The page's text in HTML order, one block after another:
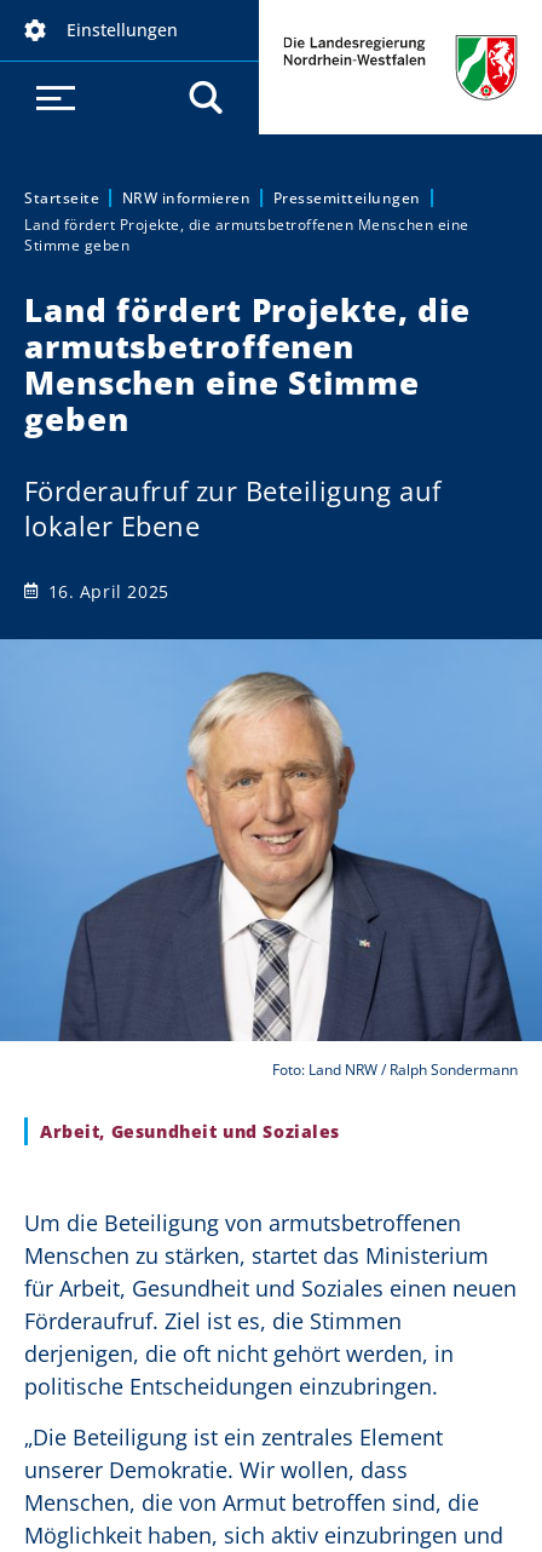
Einstellungen
Sie sind hier:
Startseite NRW informieren
Pressemitteilungen
Land fördert Projekte, die armutsbetroffenen Menschen eine
Stimme geben
Land fördert Projekte, die
armutsbetroffenen
Menschen eine Stimme
geben
Förderaufruf zur Beteiligung auf
lokaler Ebene
16. April 2025
Foto: Land NRW / Ralph Sondermann
Arbeit, Gesundheit und Soziales
Um die Beteiligung von armutsbetroffenen
Menschen zu stärken, startet das Ministerium
für Arbeit, Gesundheit und Soziales einen neuen
Förderaufruf. Ziel ist es, die Stimmen
derjenigen, die oft nicht gehört werden, in
politische Entscheidungen einzubringen.
„Die Beteiligung ist ein zentrales Element
unserer Demokratie. Wir wollen, dass
Menschen, die von Armut betroffen sind, die
Möglichkeit haben, sich aktiv einzubringen und